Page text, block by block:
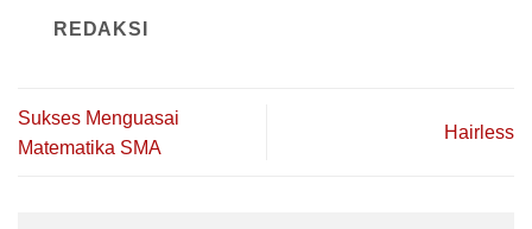
REDAKSI
Sukses Menguasai
Matematika SMA
Hairless